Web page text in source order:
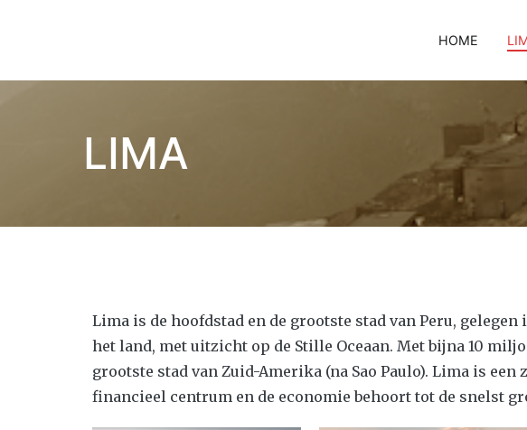
HOME
LIMA
Lima is de hoofdstad en de grootste stad van Peru,
het land, met uitzicht op de Stille Oceaan. Met bijna 10
grootste stad van Zuid-Amerika (na Sao Paulo). Lima is
financieel centrum en de economie behoort tot de snelst